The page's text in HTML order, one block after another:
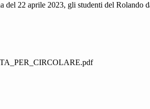
del 22 aprile 2023, gli studenti del